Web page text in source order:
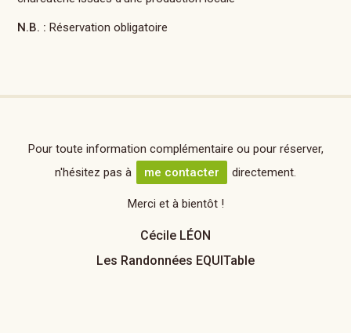
N.B. : Réservation obligatoire
Pour toute information complémentaire ou pour réserver,
n'hésitez pas à
me contacter directement.
Merci et à bientôt !
Cécile LÉON
Les Randonnées EQUITable